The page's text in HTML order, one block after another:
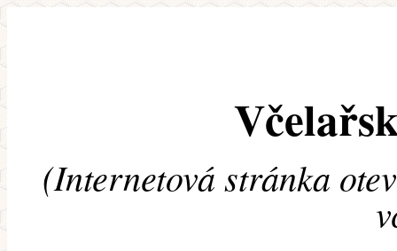
(Internetová stránka